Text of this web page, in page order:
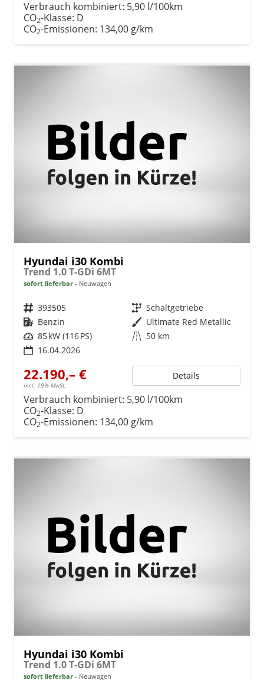
Verbrauch kombiniert: 5,90 l/100km
CO2-Klasse: D
CO2-Emissionen: 134,00 g/km
Hyundai i30 Kombi
Trend 1.0 T-GDi 6MT
sofort lieferbar Neuwagen
Fahrzeugnr. 393505 Getriebe Schaltgetriebe
Kraftstoff Benzin Außenfarbe Ultimate Red Metallic
Leistung 85 kW (116 PS) Kilometerstand 50 km
16.04.2026
22.190,– €
incl. 19% MwSt.
Details
Verbrauch kombiniert: 5,90 l/100km
CO2-Klasse: D
CO2-Emissionen: 134,00 g/km
Hyundai i30 Kombi
Trend 1.0 T-GDi 6MT
sofort lieferbar Neuwagen